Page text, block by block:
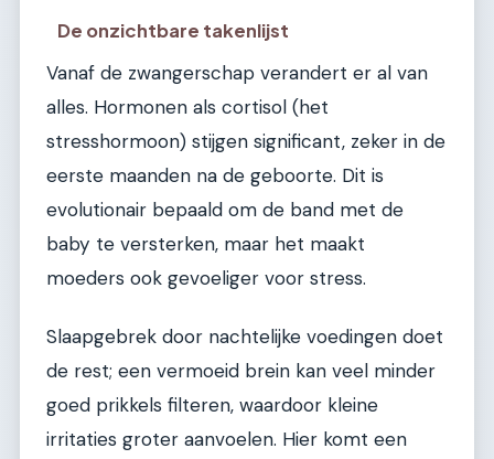
De onzichtbare takenlijst
Vanaf de zwangerschap verandert er al van
alles. Hormonen als cortisol (het
stresshormoon) stijgen significant, zeker in de
eerste maanden na de geboorte. Dit is
evolutionair bepaald om de band met de
baby te versterken, maar het maakt
moeders ook gevoeliger voor stress.
Slaapgebrek door nachtelijke voedingen doet
de rest; een vermoeid brein kan veel minder
goed prikkels filteren, waardoor kleine
irritaties groter aanvoelen. Hier komt een